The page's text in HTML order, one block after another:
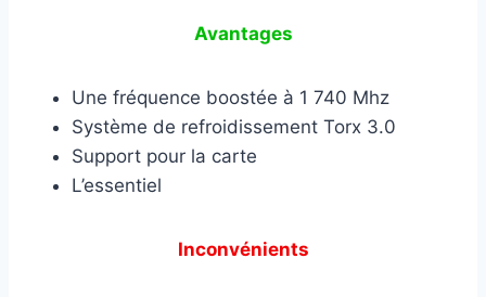
Avantages
Une fréquence boostée à 1 740 Mhz
Système de refroidissement Torx 3.0
Support pour la carte
L’essentiel
Inconvénients